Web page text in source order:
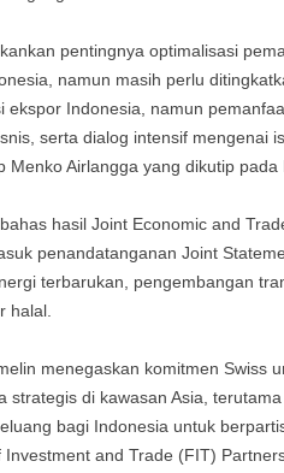
pentingnya optimalisasi
namun masih perlu
ekspor Indonesia, namun
serta dialog intensif mengenai
Menko Airlangga yang dikutip pada
hasil Joint Economic and
penandatanganan Joint
terbarukan, pengembangan
halal.
menegaskan komitmen Swiss
strategis di kawasan Asia,
bagi Indonesia untuk
Investment and Trade (FIT)